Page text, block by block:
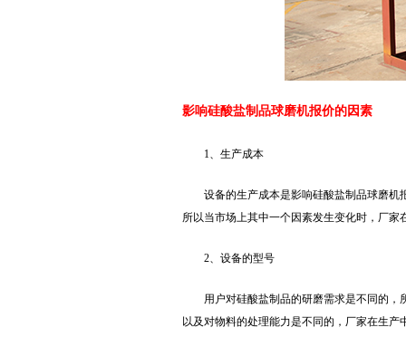
影响硅酸盐制品球磨机报价的因素
1、生产成本
设备的生产成本是影响硅酸盐制品球磨
所以当市场上其中一个因素发生变化时，厂
2、设备的型号
用户对硅酸盐制品的研磨需求是不同的
以及对物料的处理能力是不同的，厂家在生